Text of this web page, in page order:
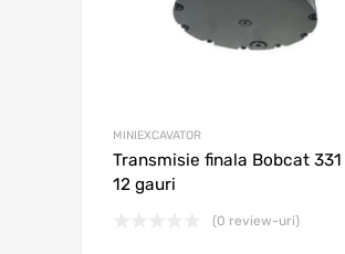
MINIEXCAVATOR
Transmisie finala Bobcat
12 gauri
(0 review-uri)